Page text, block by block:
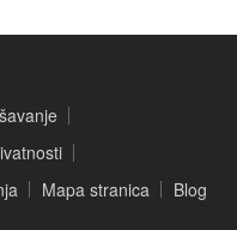
Mapa stranica Blog